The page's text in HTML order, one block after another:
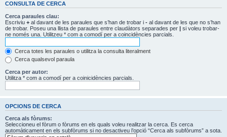
CONSULTA DE CERCA
Cerca paraules clau:
Escriviu + al davant de les paraules que s’han de trobar i - al davant de les que no s’han
de trobar. Poseu una llista de paraules entre claudàtors separades per | si voleu trobar-
ne només una. Utilitzeu * com a comodí per a coincidències parcials.
Cerca totes les paraules o utilitza la consulta literalment
Cerca qualsevol paraula
Cerca per autor:
Utilitza * com a comodí per a coinicidències parcials.
OPCIONS DE CERCA
Cerca als fòrums:
Seleccioneu el fòrum o fòrums en els quals voleu realitzar la cerca. Es cerca
automàticament en els subfòrums si no desactiveu l’opció “Cerca als subfòrums” a sota.